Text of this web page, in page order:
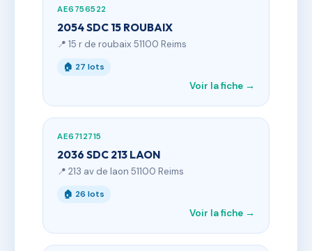
AE6756522
2054 SDC 15 ROUBAIX
📍 15 r de roubaix 51100 Reims
🏠 27 lots
Voir la fiche →
AE6712715
2036 SDC 213 LAON
📍 213 av de laon 51100 Reims
🏠 26 lots
Voir la fiche →